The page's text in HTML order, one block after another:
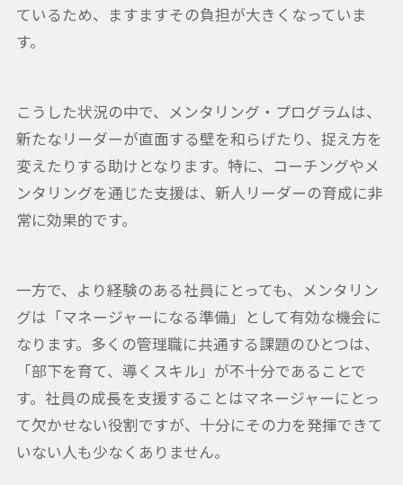
ているため、ますますその負担が大きくなっていま
す。
こうした状況の中で、メンタリング・プログラムは、
新たなリーダーが直面する壁を和らげたり、捉え方を
変えたりする助けとなります。特に、コーチングやメ
ンタリングを通じた支援は、新人リーダーの育成に非
常に効果的です。
一方で、より経験のある社員にとっても、メンタリン
グは「マネージャーになる準備」として有効な機会に
なります。多くの管理職に共通する課題のひとつは、
「部下を育て、導くスキル」が不十分であることで
す。社員の成長を支援することはマネージャーにとっ
て欠かせない役割ですが、十分にその力を発揮できて
いない人も少なくありません。